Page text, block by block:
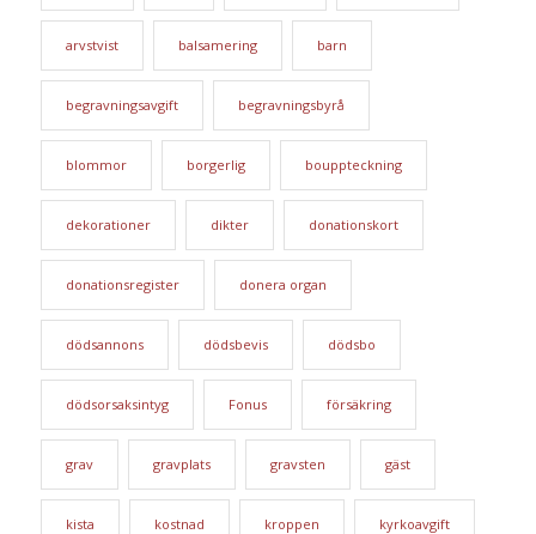
arvstvist balsamering barn
begravningsavgift begravningsbyrå
blommor borgerlig bouppteckning
dekorationer dikter donationskort
donationsregister donera organ
dödsannons dödsbevis dödsbo
dödsorsaksintyg Fonus försäkring
grav gravplats gravsten gäst
kista kostnad kroppen kyrkoavgift